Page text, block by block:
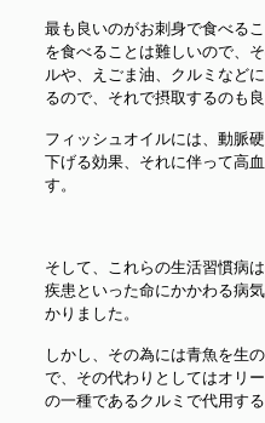
最も良いのがお刺身で食べる
を食べることは難しいので、
ルや、えごま油、クルミなど
るので、それで摂取するのも良
フィッシュオイルには、動脈
下げる効果、それに伴って高
す。
そして、これらの生活習慣病
疾患といった命にかかわる病
かりました。
しかし、その為には青魚を生
で、その代わりとしてはオリ
の一種であるクルミで代用す